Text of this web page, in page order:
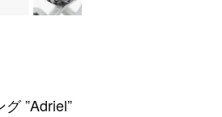
グ ”Adriel”